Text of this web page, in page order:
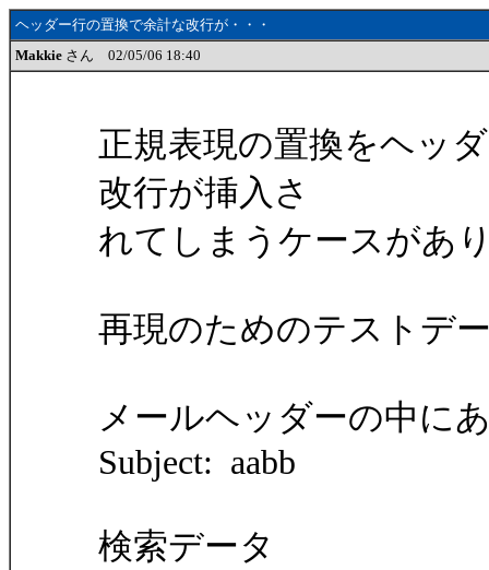
ヘッダー行の置換で余計な改行が・・・
Makkie さん 02/05/06 18:40
正規表現の置換をヘッ
改行が挿入さ
れてしまうケースがあ
再現のためのテストデ
メールヘッダーの中に
Subject: aabb
検索データ